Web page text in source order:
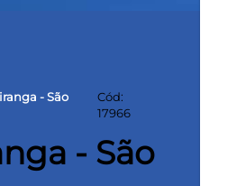
- São
Cód:
17966
- São